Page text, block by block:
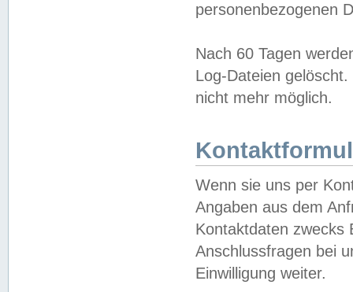
personenbezogenen
Nach 60 Tagen
Log-Dateien
nicht mehr möglich.
Wenn sie uns per
Angaben aus dem
Kontaktdaten zwecks
Anschlussfragen bei
Einwilligung weiter.